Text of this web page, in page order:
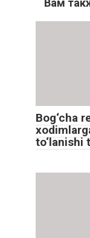
Bog‘cha
to‘lanishi